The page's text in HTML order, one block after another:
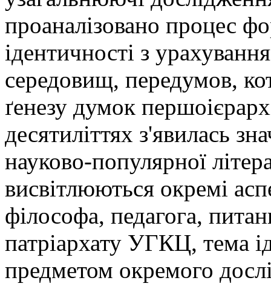
проаналізовано процес
ідентичності з
середовищ, передумов,
ґенезу думок
десятиліттях з'явилась
науково-популярної
висвітлюються окремі
філософа, педагога,
патріархату УГКЦ, тема
предметом окремого